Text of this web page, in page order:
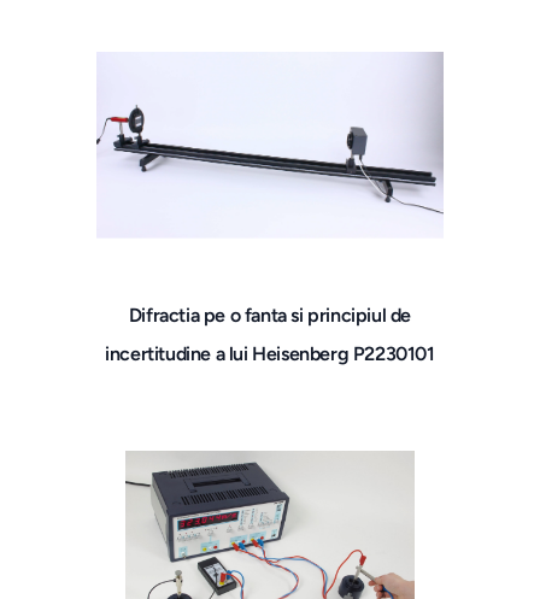
Difractia pe o fanta si principiul de
incertitudine a lui Heisenberg P2230101